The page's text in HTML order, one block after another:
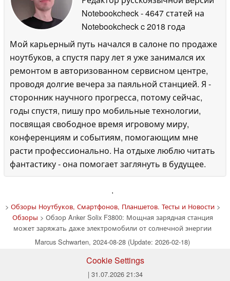
Notebookcheck- 4647 статей на
Notebookcheckc 2018 года
Мой карьерный путь начался в салоне по продаже
ноутбуков, а спустя пару лет я уже занимался их
ремонтом в авторизованном сервисном центре,
проводя долгие вечера за паяльной станцией. Я -
сторонник научного прогресса, потому сейчас,
годы спустя, пишу про мобильные технологии,
посвящая свободное время игровому миру,
конференциям и событиям, помогающим мне
расти профессионально. На отдыхе люблю читать
фантастику - она помогает заглянуть в будущее.
'
> Обзоры Ноутбуков, Смартфонов, Планшетов. Тесты и Новости>
Обзоры > Обзор Anker Solix F3800: Мощная зарядная станция
может заряжать даже электромобили от солнечной энергии
Marcus Schwarten, 2024-08-28 (Update: 2026-02-18)
Cookie Settings
| 31.07.2026 21:34